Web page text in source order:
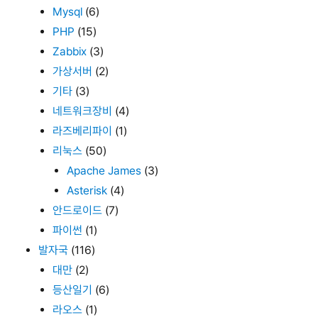
Mysql (6)
PHP (15)
Zabbix (3)
가상서버 (2)
기타 (3)
네트워크장비 (4)
라즈베리파이 (1)
리눅스 (50)
Apache James (3)
Asterisk (4)
안드로이드 (7)
파이썬 (1)
발자국 (116)
대만 (2)
등산일기 (6)
라오스 (1)